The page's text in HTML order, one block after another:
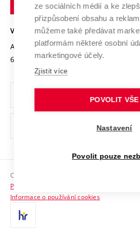
Open Science
Projekty
Projekty ze strukturálních fondů
Specifický výzkum
Mezinárodní dohody
Univerzitní sítě
Bezpečná univerzita
Vyznamenání
Organizační struktura
Ochrana osobních údajů
odkaz)
Sociální bezpečí
HR Award
Kontakty
VYSOKÉ UČENÍ TECHNICKÉ V BRNĚ
Antonínská 548/1
602 00 Brno
www.vut.cz
vut@vutbr.cz
Copyright © 2026 VUT
Prohlášení o přístupnosti
Informace o používání cookies
ze sociálních médií a ke
přizpůsobení obsahu a
můžeme také předávat
platformám některé osobní
marketingové účely.
Zjistit více
POVOLIT VŠE
Nastavení
Povolit pouze